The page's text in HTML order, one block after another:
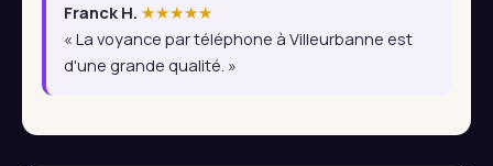
Franck H. ★★★★★
« La voyance par téléphone à Villeurbanne est
d'une grande qualité. »